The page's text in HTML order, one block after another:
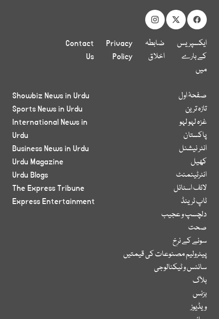
ایکسپریس
کے بارے
میں
ضابطہ
اخلاق
Privacy
Policy
Contact
Us
صفحۂ اول
تازہ ترین
غزہ لہو لہو
پاکستان
انٹر نیشنل
کھیل
انٹرٹینمنٹ
لائف اسٹائل
ٹاپ ٹرینڈ
دلچسپ و عجیب
صحت
سونے کے نرخ
پیٹرولیم مصنوعات کی قیمتیں
سائنس و ٹیکنالوجی
بلاگ
بزنس
ویڈیوز
Showbiz News in Urdu
Sports News in Urdu
International News in
Urdu
Business News in Urdu
Urdu Magazine
Urdu Blogs
The Express Tribune
Express Entertainment